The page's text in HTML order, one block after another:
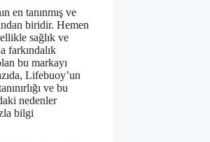
en tanınmış ve
biridir. Hemen
sağlık ve
farkındalık
bu markayı
Lifebuoy’un
ve bu
nedenler
bilgi